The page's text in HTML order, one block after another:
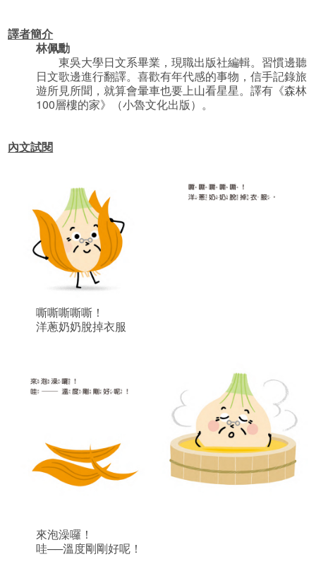
譯者簡介
林佩勳
東吳大學日文系畢業，現職出版社編輯。習慣邊聽
日文歌邊進行翻譯。喜歡有年代感的事物，信手記錄旅
遊所見所聞，就算會暈車也要上山看星星。譯有《森林
100層樓的家》（小魯文化出版）。
內文試閱
嘶嘶嘶嘶嘶！
洋蔥奶奶脫掉衣服
來泡澡囉！
哇──溫度剛剛好呢！